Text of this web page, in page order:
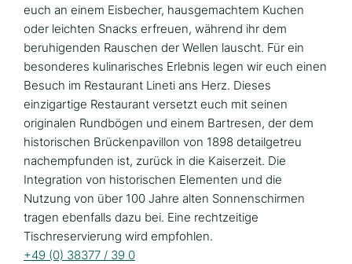
euch an einem Eisbecher, hausgemachtem Kuchen
oder leichten Snacks erfreuen, während ihr dem
beruhigenden Rauschen der Wellen lauscht. Für ein
besonderes kulinarisches Erlebnis legen wir euch einen
Besuch im Restaurant Lineti ans Herz. Dieses
einzigartige Restaurant versetzt euch mit seinen
originalen Rundbögen und einem Bartresen, der dem
historischen Brückenpavillon von 1898 detailgetreu
nachempfunden ist, zurück in die Kaiserzeit. Die
Integration von historischen Elementen und die
Nutzung von über 100 Jahre alten Sonnenschirmen
tragen ebenfalls dazu bei. Eine rechtzeitige
Tischreservierung wird empfohlen.
+49 (0) 38377 / 39 0